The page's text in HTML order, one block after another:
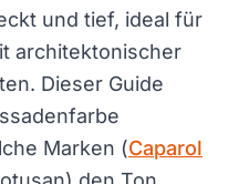
und tief, ideal für
architektonischer
Dieser Guide
Marken (Caparol